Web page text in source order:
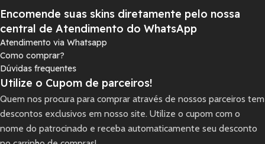
Encomende suas skins diretamente pelo nossa
central de Atendimento do WhatsApp
Atendimento via Whatsapp
Como comprar?
Dúvidas frequentes
Utilize o Cupom de parceiros!
Quem nos procura para comprar através de nossos parceiros tem
descontos exclusivos em nosso site. Utilize o cupom com o
nome do patrocinado e receba automaticamente seu desconto